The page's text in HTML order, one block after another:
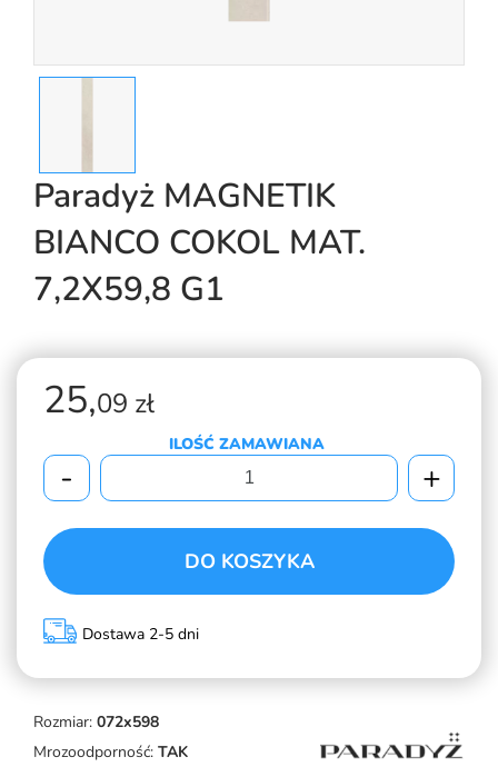
Paradyż MAGNETIK
BIANCO COKOL MAT.
7,2X59,8 G1
Rozmiar: 072x598
Mrozoodporność: TAK
25,09 zł
ILOŚĆ ZAMAWIANA
- +
DO KOSZYKA
Dostawa 2-5 dni